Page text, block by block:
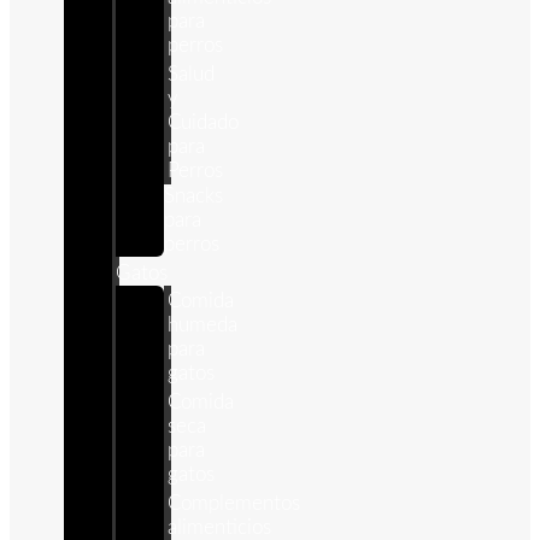
para
perros
Salud
y
Cuidado
para
Perros
Gatos
Comida
humeda
para
gatos
Comida
seca
para
gatos
Complementos
alimenticios